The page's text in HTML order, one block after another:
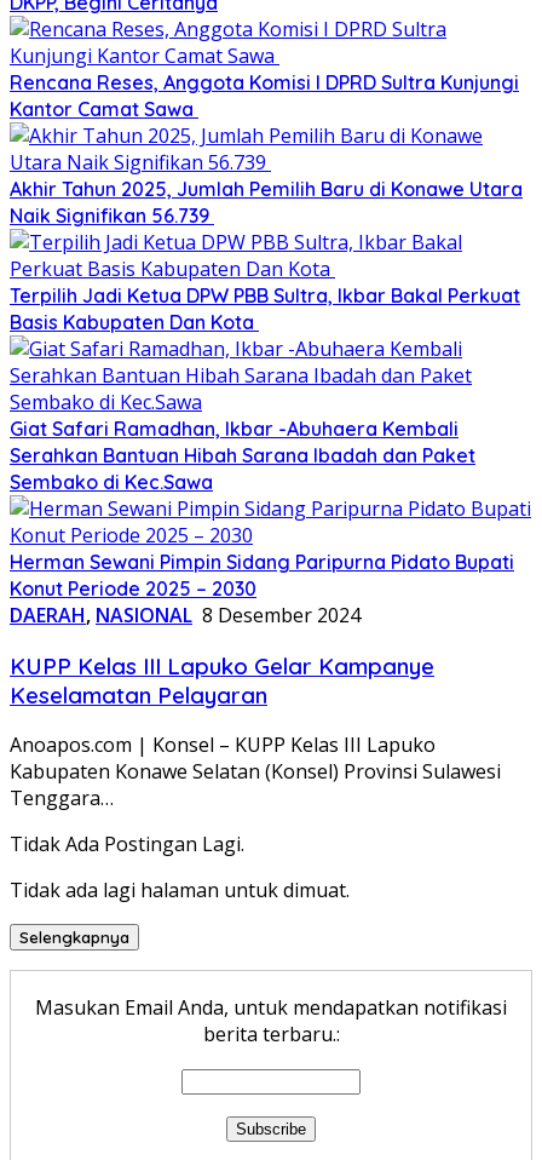
Rencana Reses, Anggota Komisi I DPRD Sultra Kunjungi
Kantor Camat Sawa
Akhir Tahun 2025, Jumlah Pemilih Baru di Konawe Utara
Naik Signifikan 56.739
Terpilih Jadi Ketua DPW PBB Sultra, Ikbar Bakal Perkuat
Basis Kabupaten Dan Kota
Giat Safari Ramadhan, Ikbar -Abuhaera Kembali
Serahkan Bantuan Hibah Sarana Ibadah dan Paket
Sembako di Kec.Sawa
Herman Sewani Pimpin Sidang Paripurna Pidato Bupati
Konut Periode 2025 – 2030
DAERAH, NASIONAL 8 Desember 2024
KUPP Kelas III Lapuko Gelar Kampanye
Keselamatan Pelayaran
Anoapos.com | Konsel – KUPP Kelas III Lapuko
Kabupaten Konawe Selatan (Konsel) Provinsi Sulawesi
Tenggara…
Tidak Ada Postingan Lagi.
Tidak ada lagi halaman untuk dimuat.
Selengkapnya
Masukan Email Anda, untuk mendapatkan notifikasi
berita terbaru.: